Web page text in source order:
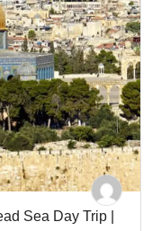
Sea Day Trip |